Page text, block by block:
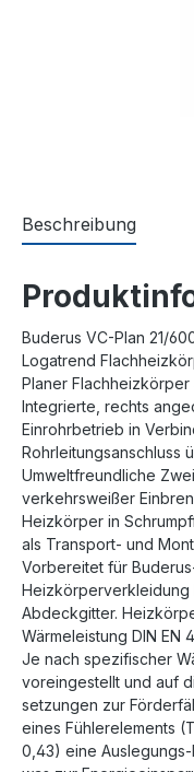
Beschreibung
Buderus VC-Plan 21/
Logatrend
Planer
Integrierte, rechts
Einrohrbetrieb in
Rohrleitungsanschluss
Umweltfreundliche
verkehrsweißer
Heizkörper in
als Transport- und
Vorbereitet für
Heizkörperverkleidung
Abdeckgitter.
Wärmeleistung DIN EN
Je nach spezifischer
voreingestellt und auf
setzungen zur
eines Fühlerelements
0,43) eine